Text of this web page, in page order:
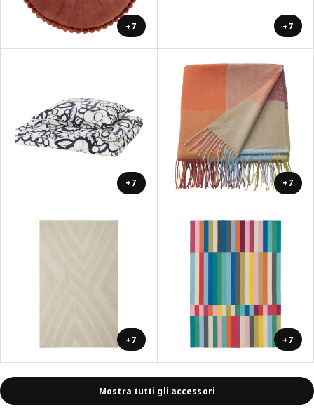
+7 +7
+7 +7
+7 +7
Mostra tutti gli accessori